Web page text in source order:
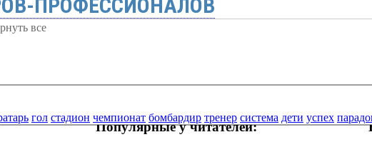
ПРОФЕССИОНАЛОВ
все
гол стадион чемпионат бомбардир тренер система дети успех
Популярные у читателей: